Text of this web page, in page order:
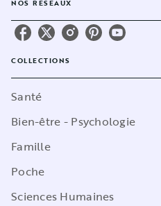
NOS RÉSEAUX
COLLECTIONS
Santé
Bien-être - Psychologie
Famille
Poche
Sciences Humaines